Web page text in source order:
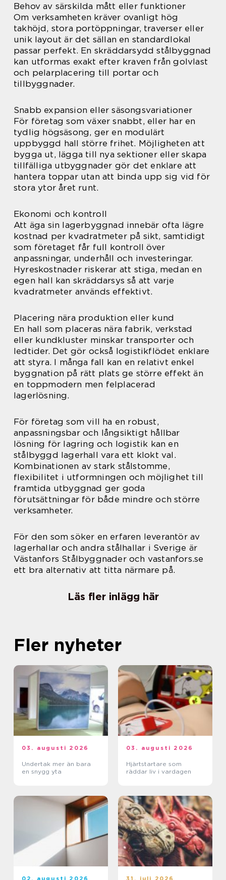
Behov av särskilda mått eller funktioner
Om verksamheten kräver ovanligt hög
takhöjd, stora portöppningar, traverser eller
unik layout är det sällan en standardlokal
passar perfekt. En skräddarsydd stålbyggnad
kan utformas exakt efter kraven från golvlast
och pelarplacering till portar och
tillbyggnader.
Snabb expansion eller säsongsvariationer
För företag som växer snabbt, eller har en
tydlig högsäsong, ger en modulärt
uppbyggd hall större frihet. Möjligheten att
bygga ut, lägga till nya sektioner eller skapa
tillfälliga utbyggnader gör det enklare att
hantera toppar utan att binda upp sig vid för
stora ytor året runt.
Ekonomi och kontroll
Att äga sin lagerbyggnad innebär ofta lägre
kostnad per kvadratmeter på sikt, samtidigt
som företaget får full kontroll över
anpassningar, underhåll och investeringar.
Hyreskostnader riskerar att stiga, medan en
egen hall kan skräddarsys så att varje
kvadratmeter används effektivt.
Placering nära produktion eller kund
En hall som placeras nära fabrik, verkstad
eller kundkluster minskar transporter och
ledtider. Det gör också logistikflödet enklare
att styra. I många fall kan en relativt enkel
byggnation på rätt plats ge större effekt än
en toppmodern men felplacerad
lagerlösning.
För företag som vill ha en robust,
anpassningsbar och långsiktigt hållbar
lösning för lagring och logistik kan en
stålbyggd lagerhall vara ett klokt val.
Kombinationen av stark stålstomme,
flexibilitet i utformningen och möjlighet till
framtida utbyggnad ger goda
förutsättningar för både mindre och större
verksamheter.
För den som söker en erfaren leverantör av
lagerhallar och andra stålhallar i Sverige är
Västanfors Stålbyggnader och vastanfors.se
ett bra alternativ att titta närmare på.
Läs fler inlägg här
Fler nyheter
03. augusti 2026
Undertak mer än bara
en snygg yta
03. augusti 2026
Hjärtstartare som
räddar liv i vardagen
02. augusti 2026 31. juli 2026